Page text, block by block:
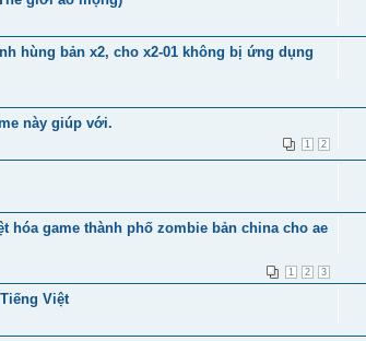
hùng bản x2, cho x2-01 không bị ứng dụng
này giúp với.
1 2
hóa game thành phố zombie bản china cho ae
1 2 3
Việt